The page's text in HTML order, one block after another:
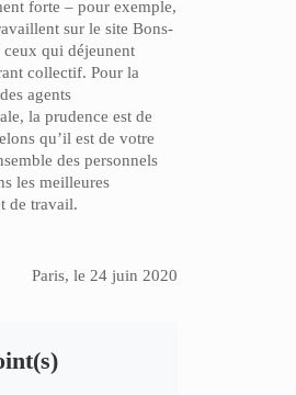
forte – pour exemple,
sur le site Bons-
ceux qui déjeunent
collectif. Pour la
agents
la prudence est de
qu’il est de votre
des personnels
les meilleures
de travail.
Paris, le 24 juin 2020